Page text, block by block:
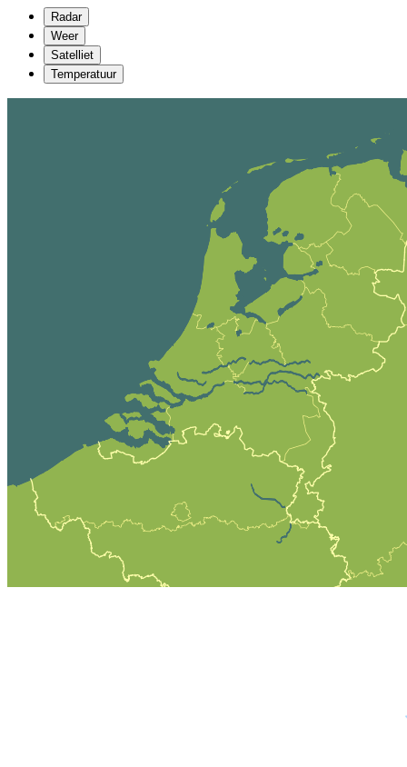
Radar
Weer
Satelliet
Temperatuur